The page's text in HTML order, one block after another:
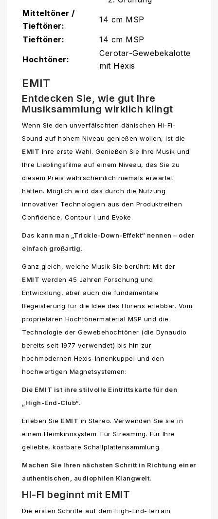
Mitteltöner /
Tieftöner:
14 cm MSP
Tieftöner: 14 cm MSP
Hochtöner:
Cerotar-Gewebekalotte
mit Hexis
EMIT
Entdecken Sie, wie gut Ihre
Musiksammlung wirklich klingt
Wenn Sie den unverfälschten dänischen Hi-Fi-
Sound auf hohem Niveau genießen wollen, ist die
EMIT Ihre erste Wahl. Genießen Sie Ihre Musik und
Ihre Lieblingsfilme auf einem Niveau, das Sie zu
diesem Preis wahrscheinlich niemals erwartet
hätten. Möglich wird das durch die Nutzung
innovativer Technologien aus den Produktreihen
Confidence, Contour i und Evoke.
Das kann man „Trickle-Down-Effekt“ nennen – oder
einfach großartig.
Ganz gleich, welche Musik Sie berührt: Mit der
EMIT werden 45 Jahren Forschung und
Entwicklung, aber auch die fundamentale
Begeisterung für die Idee des Hörens erlebbar. Vom
proprietären Hochtönermaterial MSP und die
Technologie der Gewebehochtöner (die Dynaudio
bereits seit 1977 verwendet) bis hin zur
hochmodernen Hexis-Innenkuppel und den
hochwertigen Magnetsystemen:
Die EMIT ist ihre stilvolle Eintrittskarte für den
„High-End-Club“.
Erleben Sie EMIT in Stereo. Verwenden Sie sie in
einem Heimkinosystem. Für Streaming. Für Ihre
geliebte, kostbare Schallplattensammlung.
Machen Sie Ihren nächsten Schritt in Richtung einer
authentischen, audiophilen Klangwelt.
HI-FI beginnt mit EMIT
Die ersten Schritte auf dem High-End-Terrain